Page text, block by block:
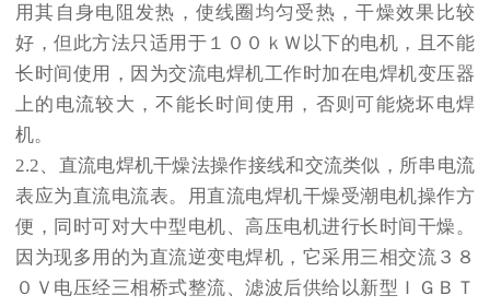
用其自身电阻发热，使线圈均匀受热，干燥效果比较
好，但此方法只适用于１００ｋＷ以下的电机，且不能
长时间使用，因为交流电焊机工作时加在电焊机变压器
上的电流较大，不能长时间使用，否则可能烧坏电焊
机。
2.2、直流电焊机干燥法操作接线和交流类似，所串电流
表应为直流电流表。用直流电焊机干燥受潮电机操作方
便，同时可对大中型电机、高压电机进行长时间干燥。
因为现多用的为直流逆变电焊机，它采用三相交流３８
０Ｖ电压经三相桥式整流、滤波后供给以新型ＩＧＢＴ